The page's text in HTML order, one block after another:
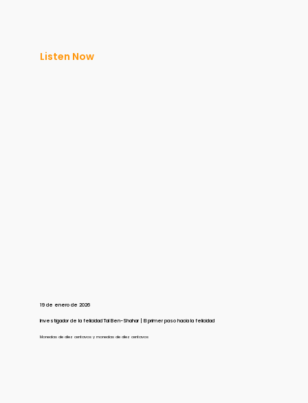
Listen Now
19 de enero de 2026
Investigador de la felicidad Tal Ben-Shahar | El primer paso hacia la felicidad
Monedas de diez centavos y monedas de diez centavos